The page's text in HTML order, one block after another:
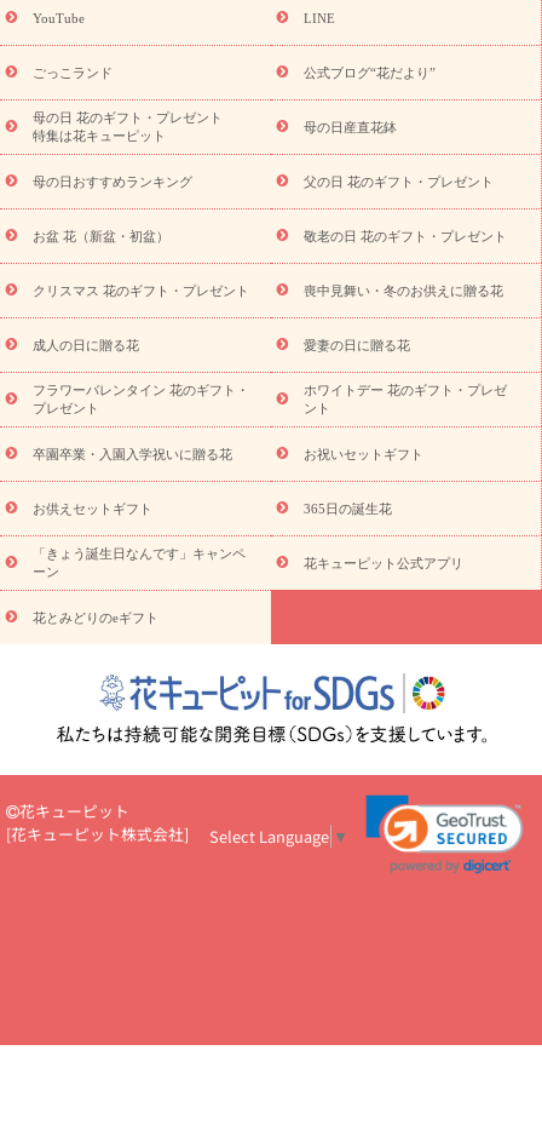
ギフト
「きょう誕生日なんです」キャンペーン
用途から探す お祝いの花特集 当日配達特急便
お祝い商品
一覧
お祝い 新築・引っ越し祝い
結婚記念日
結婚祝い 出産祝い 退院祝い・快気祝い
還暦
祝い・長寿祝い
プチギフト ペットのお祝いフラワー
元・暑中見舞い
敬老の日
お供え
お供え・お悔やみ商品一覧 お供え・お悔やみの花
十九日法要以降に贈る花
通夜・葬儀に贈る花
お供え お花とセッ
お盆（新盆・初盆）
お祝い返し お見舞い
お取り
寄せギフト
ビジネス用 ご自宅用 観葉植物
ミディ胡蝶蘭
プリザーブドフラワー
スタイルから探す
アレンジメント
花束
スタンド花 お祝い お供え・お悔やみ 胡蝶蘭
胡蝶
蘭・花鉢
ミディ胡蝶蘭・お祝い ミディ胡蝶蘭・お供え
の青色胡蝶蘭
観葉植物 観葉植物 産直多肉植物
プリザーブ
ドフラワー
お祝い お供え・お悔やみ 花とセットギフト
ミオーダー
プチギフト（hanamore -ハナモア-）
花とみどりの
eギフト
花キューピットのeGfit カラー ピンク
レンジ
レッド お花の種類 バラ ユリ トルコキキョウ
予
算から探す
お祝い お祝い・3000円～ お祝い・
お祝い・5000円～ お祝い・7000円～ お祝い・10000円～
お供え・お悔やみ
お供え・お悔やみ・3000円～
お供え・お
悔やみ・5000円～ お供え・お悔やみ・7000円～
お供え・お悔
やみ・10000円～
365日の誕生花カレンダー
開店・開業祝
お祝いを贈るときのマナー・
花キューピットのお祝いコラム一覧
誕生日のお花を「色
彩心理学」で選ぶ方法
結婚祝いの予算相場
出産祝いお役立ち情
転職祝いのマナー基礎知識
ペットのお祝いワンポイントアド
バイス
スタンド花（フラスタ）のマナー
お見舞いのマナーとル
お祝い花のマナー総まとめ
場上司や先輩へ贈るお祝い花の正解は？
開店祝いの花 選び方ガイ
ド（早見表あり）
花キューピットのお供え・
プロ直伝10のテクニック
花美人5人の「花のある暮らし」
美
YouTube LINE
ごっこランド 公式ブログ“花だより”
母の日 花のギフト・プレゼント
特集は花キューピット
母の日産直花鉢
母の日おすすめランキング 父の日 花のギフト・プレゼント
お盆 花（新盆・初盆） 敬老の日 花のギフト・プレゼント
クリスマス 花のギフト・プレゼント 喪中見舞い・冬のお供えに贈る花
成人の日に贈る花 愛妻の日に贈る花
フラワーバレンタイン 花のギフト・
プレゼント
ホワイトデー 花のギフト・プレゼ
ント
卒園卒業・入園入学祝いに贈る花 お祝いセットギフト
お供えセットギフト 365日の誕生花
「きょう誕生日なんです」キャンペ
ーン
花キューピット公式アプリ
花とみどりのeギフト
花キューピット
[花キューピット株式会社] Select Language ▼